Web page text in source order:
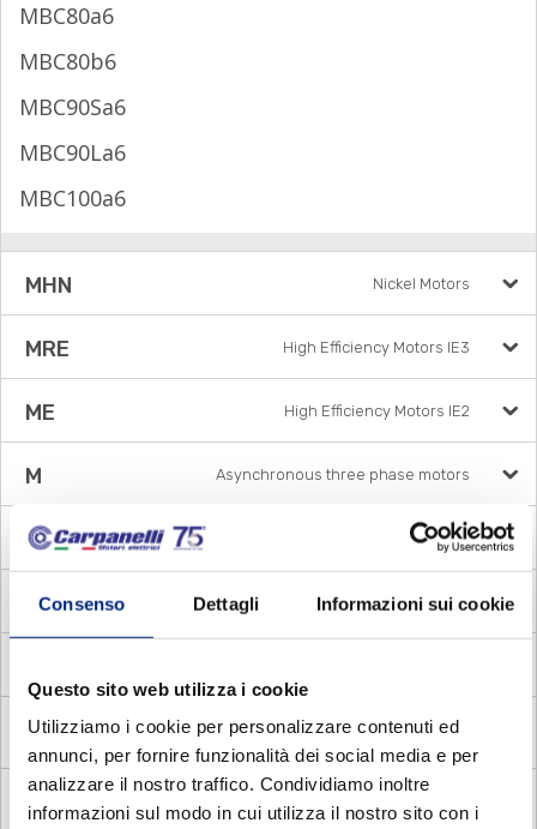
Consenso Dettagli Informazioni sui cookie
Questo sito web utilizza i cookie
Utilizziamo i cookie per personalizzare contenuti ed
annunci, per fornire funzionalità dei social media e per
analizzare il nostro traffico. Condividiamo inoltre
informazioni sul modo in cui utilizza il nostro sito con i
MBC80a6
MBC80b6
MBC90Sa6
MBC90La6
MBC100a6
MHN Nickel Motors
MRE High Efficiency Motors IE3
ME High Efficiency Motors IE2
M Asynchronous three phase motors
MA Asynchronous three phase brake motors
DP Asynchronous three phase pole changing motors
MADE
Asynchronous single phase brake motors with
electronic relay
MADC
centrifugal switch